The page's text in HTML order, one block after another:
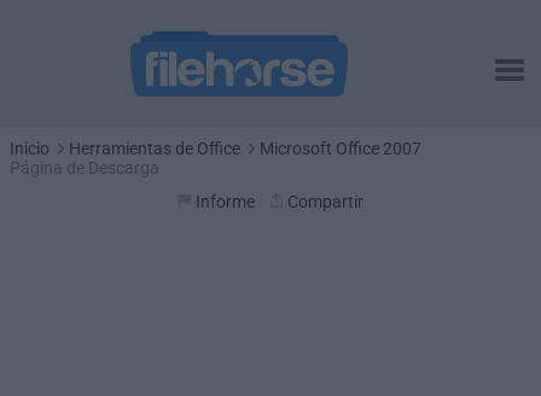
Inicio Herramientas de Office
Microsoft Office 2007
Página de Descarga
Informe
Compartir